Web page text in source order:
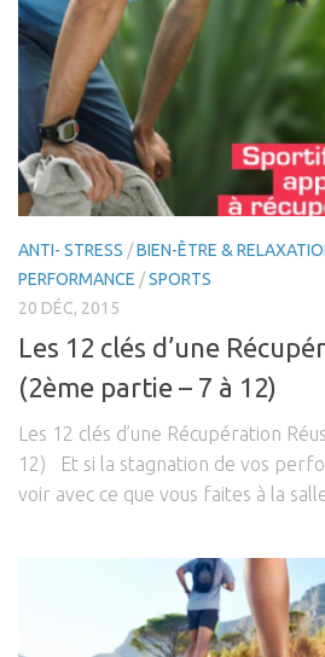
ANTI- STRESS /BIEN-ÊTRE &
PERFORMANCE /SPORTS
20 DÉC, 2015
Les 12 clés d’une
(2ème partie – 7 à 12)
Les 12 clés d’une Récupération
12) Et si la stagnation de vos
voir avec ce que vous faites à la